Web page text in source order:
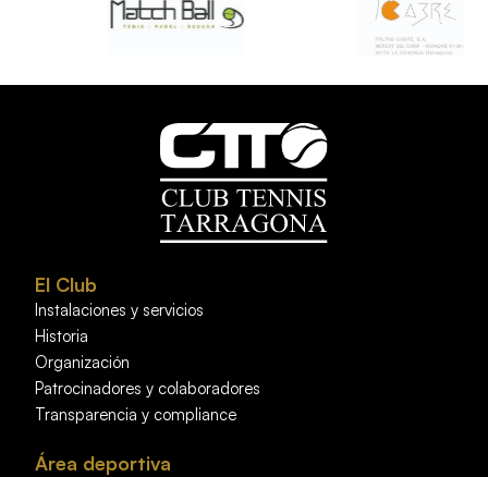
El Club
Instalaciones y servicios
Historia
Organización
Patrocinadores y colaboradores
Transparencia y compliance
Área deportiva